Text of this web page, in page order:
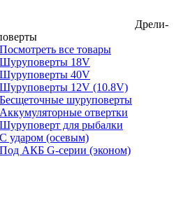
Дрели-
Посмотреть все товары
Шуруповерты 18V
Шуруповерты 40V
Шуруповерты 12V (10.8V)
Бесщеточные шуруповерты
Аккумуляторные отвертки
Шуруповерт для рыбалки
С ударом (осевым)
Под АКБ G-серии (эконом)